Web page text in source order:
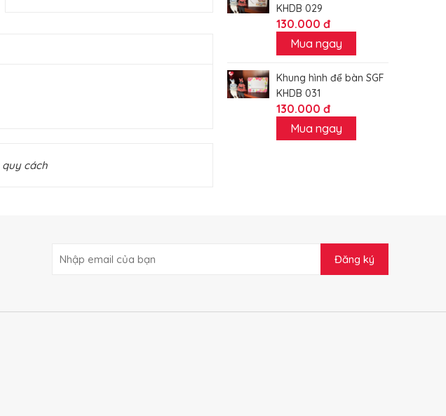
quy cách
KHDB 029
130.000 đ
Mua ngay
Khung hình để bàn SGF
KHDB 031
130.000 đ
Mua ngay
Đăng ký